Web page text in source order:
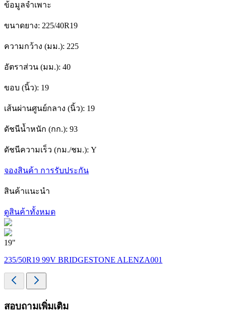
ข้อมูลจำเพาะ
ขนาดยาง: 225/40R19
ความกว้าง (มม.): 225
อัตราส่วน (มม.): 40
ขอบ (นิ้ว): 19
เส้นผ่านศูนย์กลาง (นิ้ว): 19
ดัชนีน้ำหนัก (กก.): 93
ดัชนีความเร็ว (กม./ชม.): Y
จองสินค้า การรับประกัน
สินค้าแนะนำ
ดูสินค้าทั้งหมด
19"
235/50R19 99V BRIDGESTONE ALENZA001
สอบถามเพิ่มเติม